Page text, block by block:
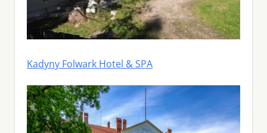
Kadyny Folwark Hotel & SPA